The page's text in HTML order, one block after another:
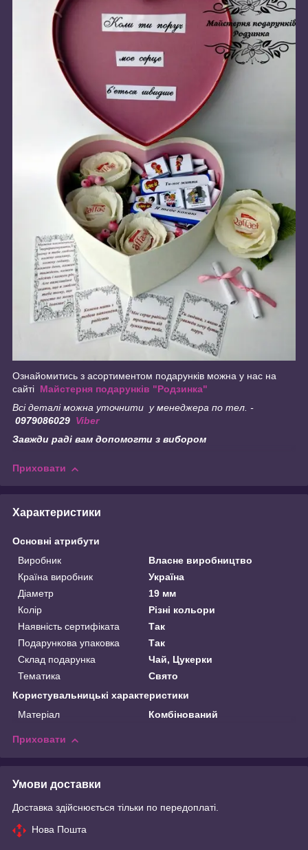
Ознайомитись з асортиментом подарунків можна у нас на
сайті Майстерня подарунків "Родзинка"
Всі деталі можна уточнити у менеджера по тел. -
0979086029 Viber
Завжди раді вам допомогти з вибором
Приховати
Характеристики
Основні атрибути
Виробник
Власне виробництво
Країна виробник
Україна
Діаметр
19 мм
Колір
Різні кольори
Наявність сертифіката
Так
Подарункова упаковка
Так
Склад подарунка
Чай, Цукерки
Тематика
Свято
Користувальницькі характеристики
Матеріал
Комбінований
Приховати
Умови доставки
Доставка здійснюється тільки по передоплаті.
Нова Пошта